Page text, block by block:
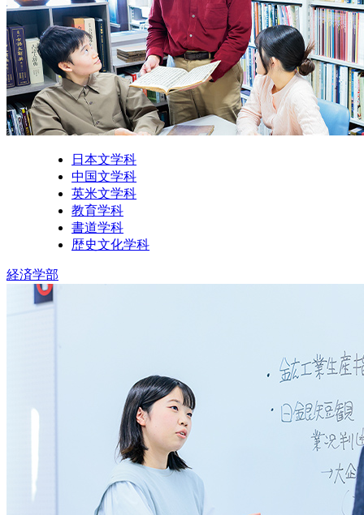
日本文学科
中国文学科
英米文学科
教育学科
書道学科
歴史文化学科
経済学部